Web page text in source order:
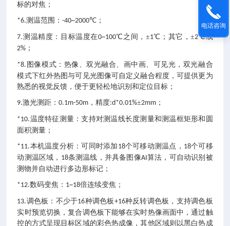
标的对焦；
*6.测温范围：-40~2000℃；
7.测温精度：目标温度在0~100℃之间，±1℃；其它，±2℃或
2% ；
*8. 图像模式：热像、双光融合、画中画、可见光，双光融合
模式下红外热图与可见光图像可自定义融合程度，可提供更为
熟悉的视觉反馈，便于更轻松地识别和定位目标；
9.激光测距：0.1m-50m ，精度:d*0.01%±2mm ；
*10.温度特征测量：支持对测温线长度测量和测温框矩形和圆
面积测量；
*11.本机温度分析：可同时添加 18个可移动测温点， 18个可移
动测温区域， 18条测温线，并具备图像AI算法，可自动识别被
测物并自动进行多边形标记；
*12.数码变焦： 1~18倍连续变焦；
13.调色板：不少于16种调色板 +16种反转调色板，支持调色板
实时预览切换，复合调色板下能够在实时热像画面中，通过触
控的方式呈现目标区域的彩色热成像，其他区域则以黑白热成
电话咨询